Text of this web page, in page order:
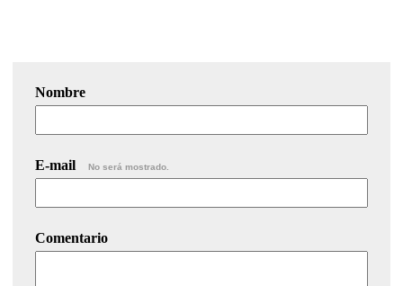
Nombre
E-mail No será mostrado.
Comentario